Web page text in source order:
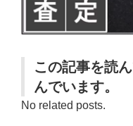
この記事を読
んでいます。
No related posts.